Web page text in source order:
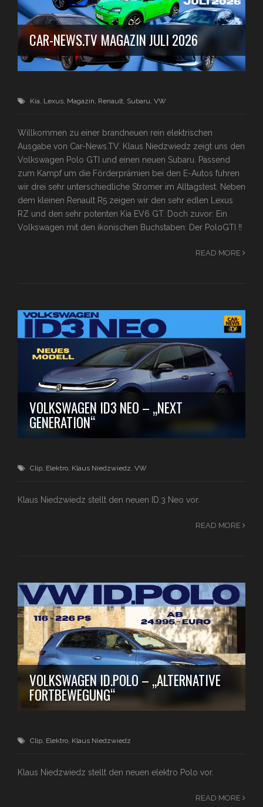
CAR-NEWS.TV MAGAZIN JULI 2026
Kia Lexus Magazin Renault Subaru VW
Willkommen zu einer brandneuen rein elektrischen
Ausgabe von Car-News.TV. Klaus Niedzwiedz zeigt uns den
Volkswagen Polo GTI und einen neuen Subaru. Passend
zum Kampf um die Förderprämien bei den E-Autos fuhren
wir drei sehr unterschiedliche Stromer im Alltagstest. Neben
dem kleinen Renault R5 zeigen wir den sehr edlen Lexus
RZ und den sehr potenten Kia EV6 GT. Doch zuvor: Ein
Volkswagen mit den ikonischen Buchstaben: Der PoloGTI !!
READ MORE
VOLKSWAGEN ID3 NEO – „NEXT
GENERATION“
Clip Elektro Klaus Niedzwiedz VW
Klaus Niedzwiedz stellt den neuen ID.3 Neo vor.
READ MORE
VOLKSWAGEN ID.POLO – „ALTERNATIVE
FORTBEWEGUNG“
Clip, Elektro, Klaus Niedzwiedz
Klaus Niedzwiedz stellt den neuen elektro Polo vor.
READ MORE